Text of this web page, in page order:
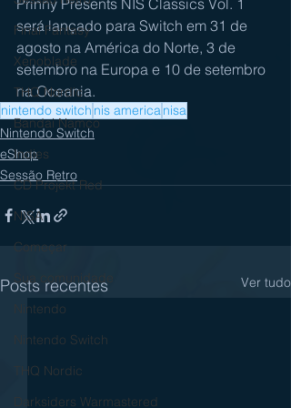
Final Fantasy
Xenoblade
THQ Nordic
Bandai Namco
Indies
CD Projekt Red
NISA
Começar
Sua comunidade
Nintendo
Nintendo Switch
THQ Nordic
Darksiders Warmastered
será lançado para Switch em 31 de
agosto na América do Norte, 3 de
setembro na Europa e 10 de setembro
na Oceania.
nintendo switch nis america nisa
Nintendo Switch
eShop
Sessão Retro
Posts recentes Ver tudo